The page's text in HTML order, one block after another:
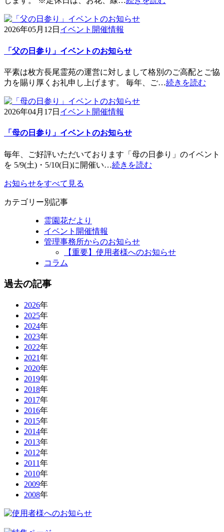
2026年05月12日 イベント開催情報
「父の日参り」イベントのお知らせ
平素は枚方長尾霊苑の運営に対しまして格別のご高配とご協
力を賜り厚くお礼申し上げます。 毎年、ご…続きを読む
2026年04月17日 イベント開催情報
「母の日参り」イベントのお知らせ
毎年、ご好評いただいております「母の日参り」のイベント
を 5/9(土)・5/10(日)に開催い…続きを読む
お知らせをすべて見る
カテゴリー別記事
霊園花だより
イベント開催情報
管理事務所からのお知らせ
【重要】使用者様へのお知らせ
コラム
過去の記事
2026年
2025年
2024年
2023年
2022年
2021年
2020年
2019年
2018年
2017年
2016年
2015年
2014年
2013年
2012年
2011年
2010年
2009年
2008年